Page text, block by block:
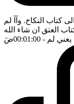
كتاب النكاح. وآآ لم
العتق ان شاء الله
يعني لم - 00:01:00 ضَ